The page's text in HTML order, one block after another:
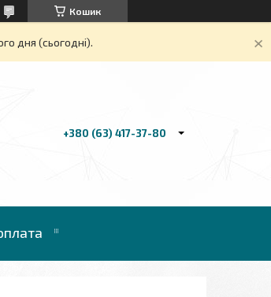
Кошик
дня (сьогодні).
+380 (63) 417-37-80